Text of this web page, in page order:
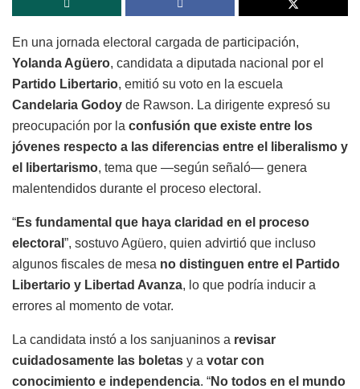
En una jornada electoral cargada de participación,
Yolanda Agüero, candidata a diputada nacional por el
Partido Libertario, emitió su voto en la escuela
Candelaria Godoy de Rawson. La dirigente expresó su
preocupación por la confusión que existe entre los
jóvenes respecto a las diferencias entre el liberalismo y
el libertarismo, tema que —según señaló— genera
malentendidos durante el proceso electoral.
“Es fundamental que haya claridad en el proceso
electoral ”, sostuvo Agüero, quien advirtió que incluso
algunos fiscales de mesa no distinguen entre el Partido
Libertario y Libertad Avanza, lo que podría inducir a
errores al momento de votar.
La candidata instó a los sanjuaninos a revisar
cuidadosamente las boletas y a votar con
conocimiento e independencia. “No todos en el mundo